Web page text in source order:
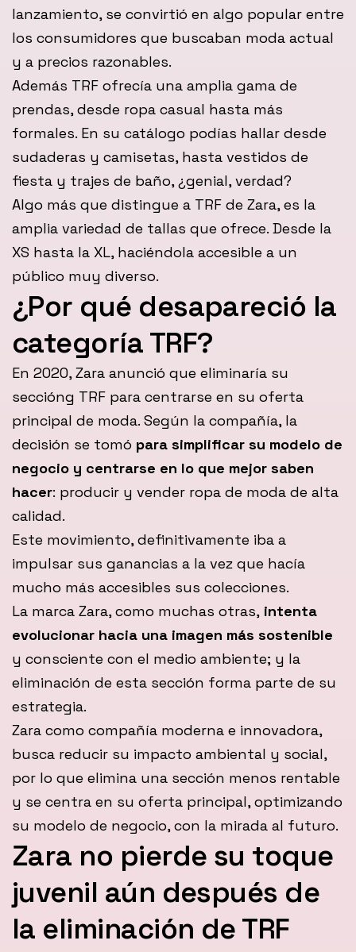
lanzamiento, se convirtió en algo popular entre
los consumidores que buscaban moda actual
y a precios razonables.
Además TRF ofrecía una amplia gama de
prendas, desde ropa casual hasta más
formales. En su catálogo podías hallar desde
sudaderas y camisetas, hasta vestidos de
fiesta y trajes de baño, ¿genial, verdad?
Algo más que distingue a TRF de Zara, es la
amplia variedad de tallas que ofrece. Desde la
XS hasta la XL, haciéndola accesible a un
público muy diverso.
¿Por qué desapareció la
categoría TRF?
En 2020, Zara anunció que eliminaría su
seccióng TRF para centrarse en su oferta
principal de moda. Según la compañía, la
decisión se tomó para simplificar su modelo de
negocio y centrarse en lo que mejor saben
hacer: producir y vender ropa de moda de alta
calidad.
Este movimiento, definitivamente iba a
impulsar sus ganancias a la vez que hacía
mucho más accesibles sus colecciones.
La marca Zara, como muchas otras, intenta
evolucionar hacia una imagen más sostenible
y consciente con el medio ambiente; y la
eliminación de esta sección forma parte de su
estrategia.
Zara como compañía moderna e innovadora,
busca reducir su impacto ambiental y social,
por lo que elimina una sección menos rentable
y se centra en su oferta principal, optimizando
su modelo de negocio, con la mirada al futuro.
Zara no pierde su toque
juvenil aún después de
la eliminación de TRF